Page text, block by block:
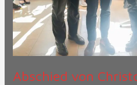
Abschied von